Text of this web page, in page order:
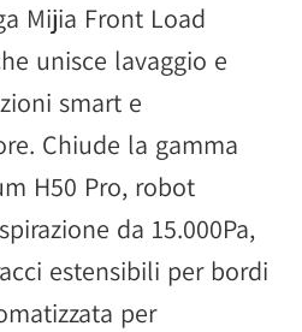
Mijia Front Load
unisce lavaggio e
smart e
Chiude la gamma
H50 Pro, robot
da 15.000Pa,
estensibili per bordi
per